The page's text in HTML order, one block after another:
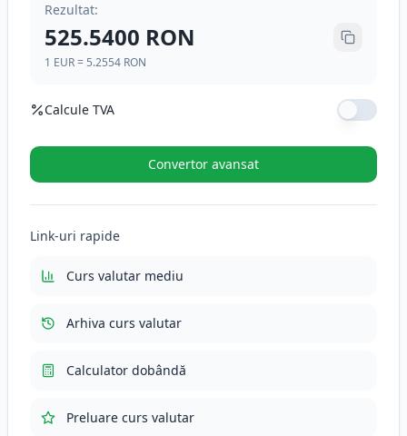
Rezultat:
525.5400 RON
1 EUR= 5.2554 RON
Calcule TVA
Cotă TVA (%)
TVA (21%)
Total cu TVA
Convertor avansat
Link-uri rapide
Curs valutar mediu
Arhiva curs valutar
Calculator dobândă
Preluare curs valutar